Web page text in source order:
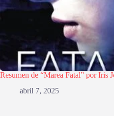
Resumen de “Marea Fatal” por Iris
abril 7, 2025